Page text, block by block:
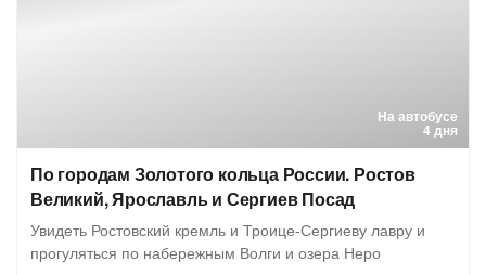
На автобусе
4 дня
По городам Золотого кольца России. Ростов
Великий, Ярославль и Сергиев Посад
Увидеть Ростовский кремль и Троице-Сергиеву лавру и
прогуляться по набережным Волги и озера Неро